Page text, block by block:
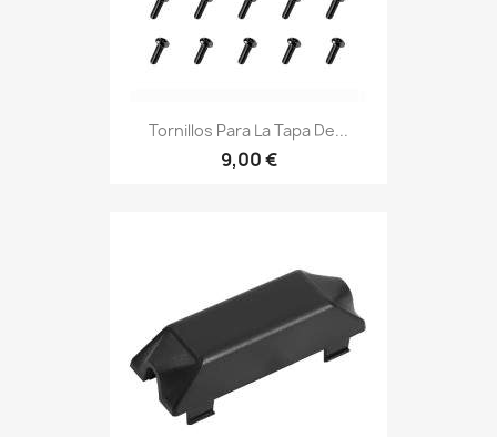
Tornillos Para La Tapa De...
9,00 €